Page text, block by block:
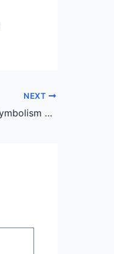
NEXT
Deciphering Ancient Egypt’s Mysteries: The Symbolism and Significance of the Eye of Horus